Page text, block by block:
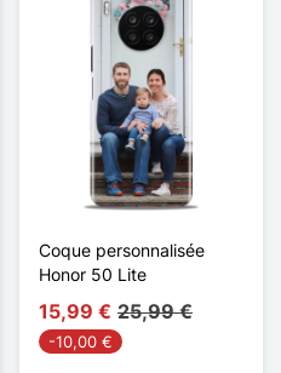
Coque personnalisée
Honor 50 Lite
15,99 € 25,99 €
-10,00 €